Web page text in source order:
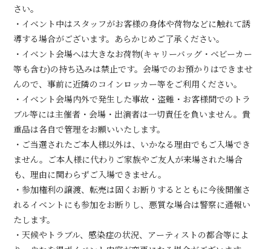
さい。
・イベント中はスタッフがお客様の身体や荷物などに触れて誘
導する場合がございます。あらかじめご了承ください。
・イベント会場へは大きなお荷物(キャリーバッグ・ベビーカー
等も含む)の持ち込みは禁止です。会場でのお預かりはできませ
んので、事前に近隣のコインロッカー等をご利用ください。
・イベント会場内外で発生した事故・盗難・お客様間でのトラ
ブル等には主催者・会場・出演者は一切責任を負いません。貴
重品は各自で管理をお願いいたします。
・ご当選されたご本人様以外は、いかなる理由でもご入場でき
ません。ご本人様に代わりご家族やご友人が来場された場合
も、理由に関わらずご入場できません。
・参加権利の譲渡、転売は固くお断りするとともに今後開催さ
れるイベントにも参加をお断りし、悪質な場合は警察に通報い
たします。
・天候やトラブル、感染症の状況、アーティストの都合等によ